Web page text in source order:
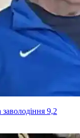
9,2